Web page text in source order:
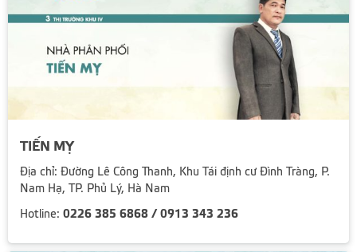
TIẾN MỴ
Địa chỉ: Đường Lê Công Thanh, Khu Tái định cư Đình Tràng, P.
Nam Hạ, TP. Phủ Lý, Hà Nam
Hotline: 0226 385 6868 / 0913 343 236